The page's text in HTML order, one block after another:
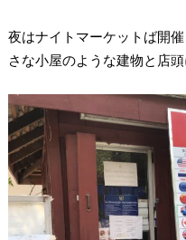
夜はナイトマーケットば開
さな小屋のような建物と店